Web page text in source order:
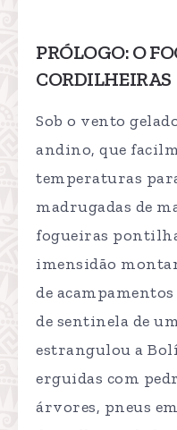
PRÓLOGO: O
CORDILHEIRAS
Sob o vento
andino, que
temperaturas
madrugadas de
fogueiras
imensidão
de
de sentinela de
estrangulou a
erguidas com
árvores, pneus